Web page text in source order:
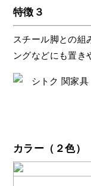
特徴３
スチール脚との組
ングなどにも置き
カラー（２色）